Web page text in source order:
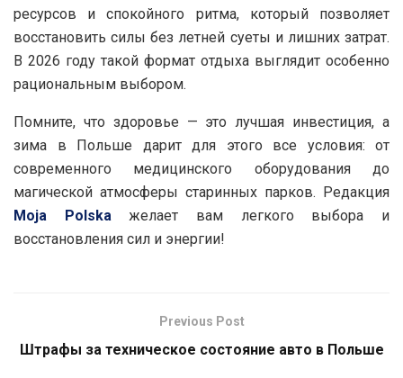
ресурсов и спокойного ритма, который позволяет
восстановить силы без летней суеты и лишних затрат.
В 2026 году такой формат отдыха выглядит особенно
рациональным выбором.
Помните, что здоровье — это лучшая инвестиция, а
зима в Польше дарит для этого все условия: от
современного медицинского оборудования до
магической атмосферы старинных парков. Редакция
Moja Polska желает вам легкого выбора и
восстановления сил и энергии!
Previous Post
Штрафы за техническое состояние авто в Польше